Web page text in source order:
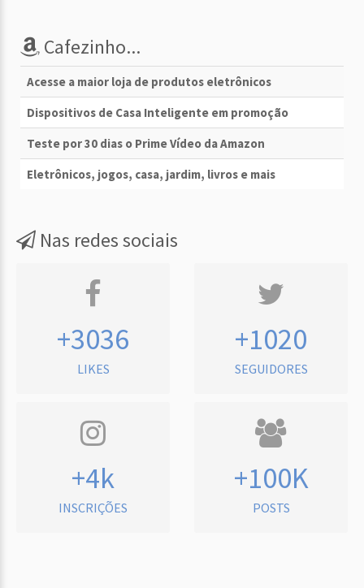
Cafezinho...
Acesse a maior loja de produtos eletrônicos
Dispositivos de Casa Inteligente em promoção
Teste por 30 dias o Prime Vídeo da Amazon
Eletrônicos, jogos, casa, jardim, livros e mais
Nas redes sociais
+3036
LIKES
+1020
SEGUIDORES
+4k
INSCRIÇÕES
+100K
POSTS